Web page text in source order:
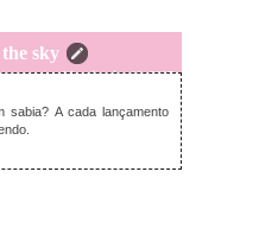
sky
terça-feira, janeiro 10, 2017
sabia? A cada lançamento